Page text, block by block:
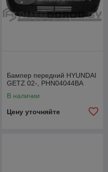
Бампер передний HYUNDAI
GETZ 02-, PHN04044BA
В наличии
Цену уточняйте